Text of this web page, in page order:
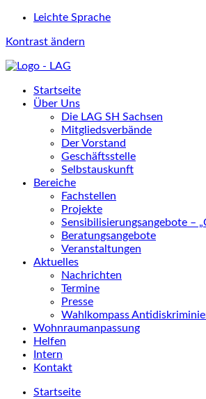
Leichte Sprache
Kontrast ändern
Startseite
Über Uns
Die LAG SH Sachsen
Mitgliedsverbände
Der Vorstand
Geschäftsstelle
Selbstauskunft
Bereiche
Fachstellen
Projekte
Sensibilisierungsangebote –
Beratungsangebote
Veranstaltungen
Aktuelles
Nachrichten
Termine
Presse
Wahlkompass
Wohnraumanpassung
Helfen
Intern
Kontakt
Startseite